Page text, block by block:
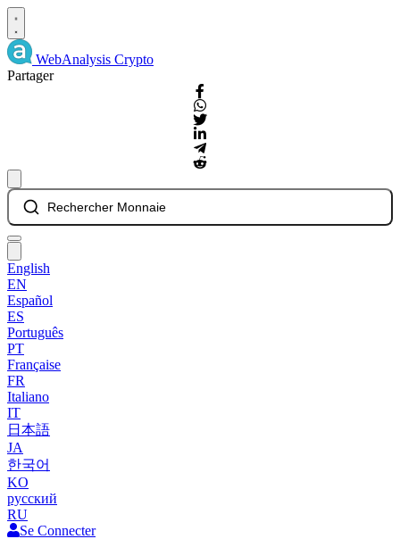
WebAnalysis Crypto
Partager
Rechercher Monnaie
English
EN
Español
ES
Português
PT
Française
FR
Italiano
IT
日本語
JA
한국어
KO
русский
RU
Se Connecter